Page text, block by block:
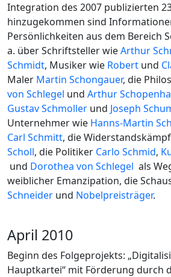
Integration des 2007 publizierten
hinzugekommen sind
Persönlichkeiten aus dem Bereich
a. über Schriftsteller wieArthur
Schmidt, Musiker wie Robert und
Maler Martin Schongauer, die
von Schlegel und Arthur
Gustav Schmoller und Joseph
Unternehmer wie Hanns-Martin
Carl Schmitt, die
Scholl, die Politiker Carlo Schmid,
und Dorothea von Schlegel als
weiblicher Emanzipation, die
Schneider und Nobelpreisträger.
April 2010
Beginn des Folgeprojekts:
Hauptkartei“ mit Förderung durch